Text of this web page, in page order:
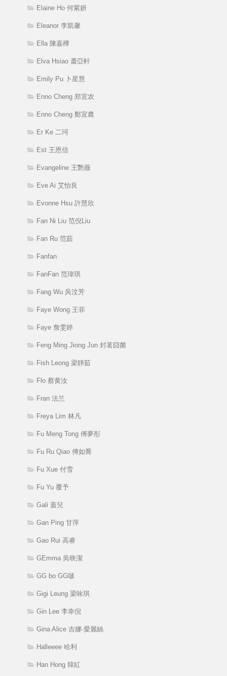
Elaine Ho 何紫妍
Eleanor 李凱馨
Ella 陳嘉樺
Elva Hsiao 蕭亞軒
Emily Pu 卜星慧
Enno Cheng 郑宜农
Enno Cheng 鄭宜農
Er Ke 二珂
Est 王恩信
Evangeline 王艷薇
Eve Ai 艾怡良
Evonne Hsu 許慧欣
Fan Ni Liu 范倪Liu
Fan Ru 范茹
Fanfan
FanFan 范瑋琪
Fang Wu 吳汶芳
Faye Wong 王菲
Faye 詹雯婷
Feng Ming Jiong Jun 封茗囧菌
Fish Leong 梁靜茹
Flo 蔡黄汝
Fran 法兰
Freya Lim 林凡
Fu Meng Tong 傅夢彤
Fu Ru Qiao 傅如喬
Fu Xue 付雪
Fu Yu 覆予
Gali 蓋兒
Gan Ping 甘萍
Gao Rui 高睿
GEmma 吳映潔
GG bo GG啵
Gigi Leung 梁咏琪
Gin Lee 李幸倪
Gina Alice 吉娜·愛麗絲
Halleeee 哈利
Han Hong 韓紅